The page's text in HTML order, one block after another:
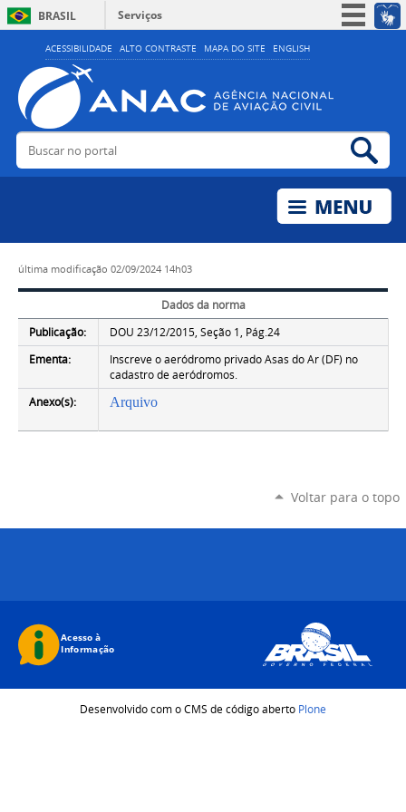
ACESSIBILIDADE ALTO CONTRASTE MAPA DO SITE ENGLISH
BRASIL
Serviços
Simplifique!
Acesso à informação
Legislação
Buscar no portal
última modificação 02/09/2024 14h03
Dados da norma
Publicação:
DOU 23/12/2015, Seção 1, Pág.24
Ementa:
Inscreve o aeródromo privado Asas do Ar (DF) no
cadastro de aeródromos.
Anexo(s):
Arquivo
Voltar para o topo
Desenvolvido com o CMS de código aberto Plone